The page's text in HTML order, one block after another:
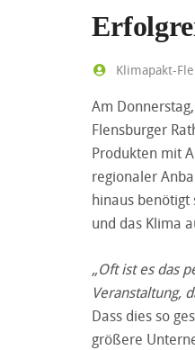
Klimapakt-
Am
Flensburger
Produkten mit
regionaler
hinaus benötigt
und das Klima
„Oft ist es das
Veranstaltung,
Dass dies so
größere